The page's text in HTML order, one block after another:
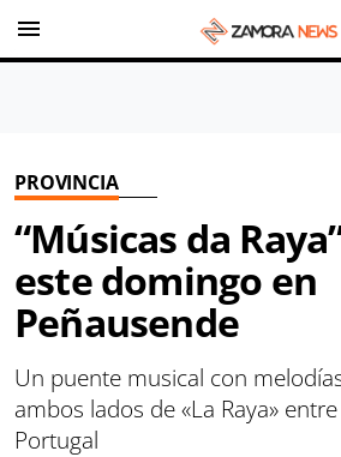
menu
PROVINCIA
“Músicas da
este domingo en
Peñausende
Un puente musical con
ambos lados de «La Raya»
Portugal